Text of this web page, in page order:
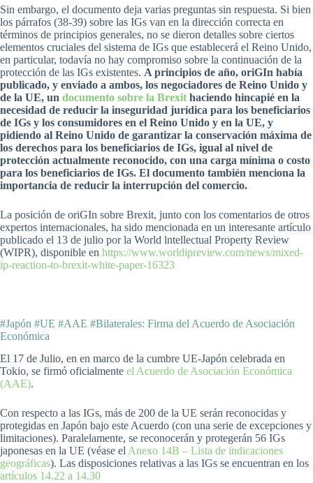
Sin embargo, el documento deja varias preguntas sin respuesta. Si bien
los párrafos (38-39) sobre las IGs van en la dirección correcta en
términos de principios generales, no se dieron detalles sobre ciertos
elementos cruciales del sistema de IGs que establecerá el Reino Unido,
en particular, todavía no hay compromiso sobre la continuación de la
protección de las IGs existentes. A principios de año, oriGIn había
publicado, y enviado a ambos, los negociadores de Reino Unido y
de la UE, un documento sobre la Brexit haciendo hincapié en la
necesidad de reducir la inseguridad jurídica para los beneficiarios
de IGs y los consumidores en el Reino Unido y en la UE, y
pidiendo al Reino Unido de garantizar la conservación máxima de
los derechos para los beneficiarios de IGs, igual al nivel de
protección actualmente reconocido, con una carga mínima o costo
para los beneficiarios de IGs. El documento también menciona la
importancia de reducir la interrupción del comercio.
La posición de oriGIn sobre Brexit, junto con los comentarios de otros
expertos internacionales, ha sido mencionada en un interesante artículo
publicado el 13 de julio por la World lntellectual Property Review
(WIPR), disponible en https://www.worldipreview.com/news/mixed-
ip-reaction-to-brexit-white-paper-16323
#Japón #UE #AAE #Bilaterales: Firma del Acuerdo de Asociación
Económica
El 17 de Julio, en en marco de la cumbre UE-Japón celebrada en
Tokio, se firmó oficialmente el Acuerdo de Asociación Económica
(AAE).
Con respecto a las IGs, más de 200 de la UE serán reconocidas y
protegidas en Japón bajo este Acuerdo (con una serie de excepciones y
limitaciones). Paralelamente, se reconocerán y protegerán 56 IGs
japonesas en la UE (véase el Anexo 14B – Lista de indicaciones
geográficas). Las disposiciones relativas a las IGs se encuentran en los
artículos 14.22 a 14.30